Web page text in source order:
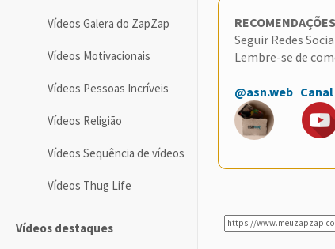
Vídeos Galera do ZapZap
Vídeos Motivacionais
Vídeos Pessoas Incríveis
Vídeos Religião
Vídeos Sequência de vídeos
Vídeos Thug Life
Vídeos destaques
RECOMENDAÇÕES
Seguir Redes
Lembre-se de
@asn.web Canal